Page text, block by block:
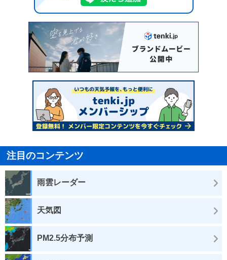
注目のコンテンツ
雨雲レーダー
天気図
PM2.5分布予測